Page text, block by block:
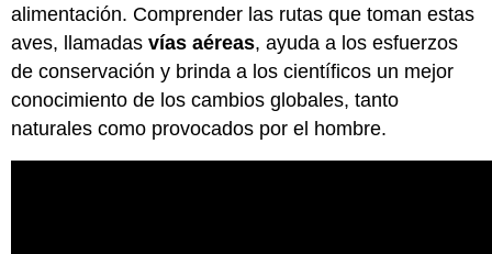
alimentación. Comprender las rutas que toman estas
aves, llamadasvías aéreas, ayuda a los esfuerzos
de conservación y brinda a los científicos un mejor
conocimiento de los cambios globales, tanto
naturales como provocados por el hombre.